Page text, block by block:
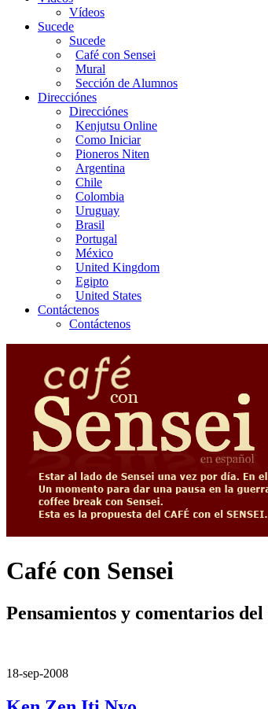
Vídeos
Sucede
Sucede
Café con Sensei
Mural
Sección de Alumnos
Direcciónes
Direcciónes
Kenjutsu Online
Como Iniciar
Pioneros Niten
Argentina
Chile
Colombia
Uruguay
Brasil
Portugal
México
United Kingdom
Egipto
United States
Contáctenos
Contáctenos
Café con Sensei
Pensamientos y comentarios
18-sep-2008